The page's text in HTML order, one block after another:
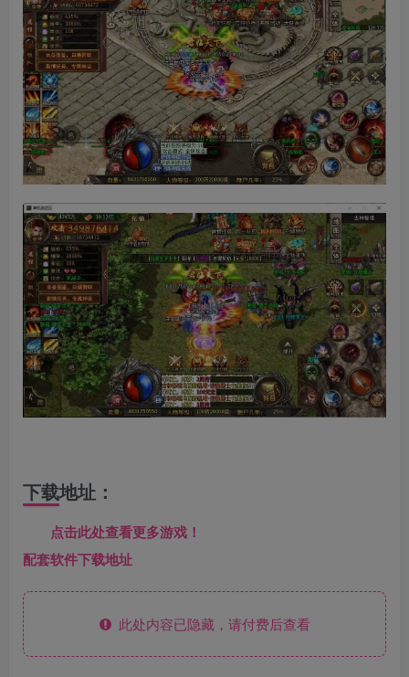
下载地址：
点击此处查看更多游戏！
配套软件下载地址
此处内容已隐藏，请付费后查看